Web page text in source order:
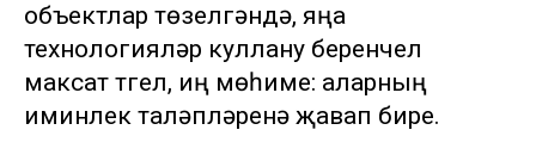
объектлар төзелгәндә, яңа
технологияләр куллану беренчел
максат түгел, иң мөһиме: аларның
иминлек таләпләренә җавап бирүе.